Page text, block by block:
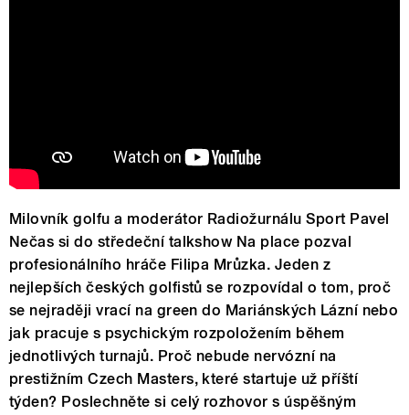
Milovník golfu a moderátor Radiožurnálu Sport Pavel
Nečas si do středeční talkshow Na place pozval
profesionálního hráče Filipa Mrůzka. Jeden z
nejlepších českých golfistů se rozpovídal o tom, proč
se nejraději vrací na green do Mariánských Lázní nebo
jak pracuje s psychickým rozpoložením během
jednotlivých turnajů. Proč nebude nervózní na
prestižním Czech Masters, které startuje už příští
týden? Poslechněte si celý rozhovor s úspěšným